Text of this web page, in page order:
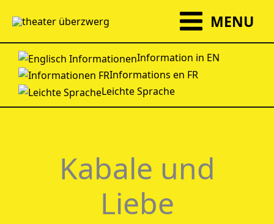
Inhalt
springen
MENU
Information in EN
Informations en FR
Leichte Sprache
Kabale und
Liebe